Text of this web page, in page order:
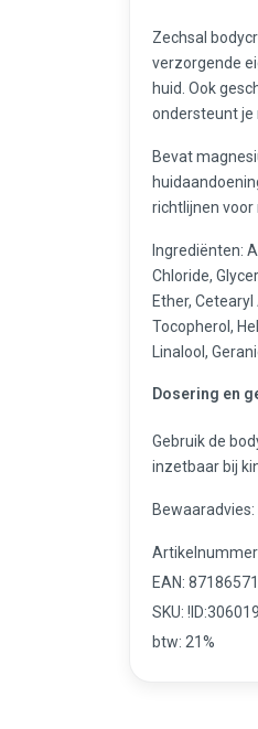
Zechsal
verzorgende
huid. Ook
ondersteunt je
Bevat
richtlijnen voor
Ingrediënten:
Chloride,
Ether,
Tocopherol,
Linalool,
Dosering en
Gebruik de
inzetbaar bij
Artikelnummer:
EAN:
SKU:
btw: 21%